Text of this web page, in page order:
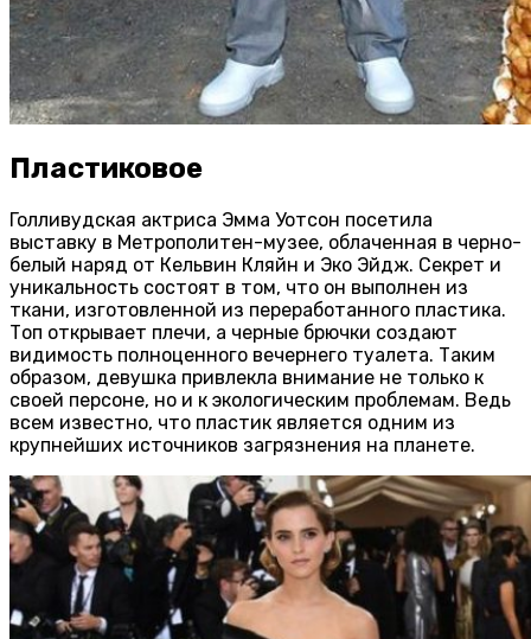
Пластиковое
Голливудская актриса Эмма Уотсон посетила
выставку в Метрополитен-музее, облаченная в черно-
белый наряд от Кельвин Кляйн и Эко Эйдж. Секрет и
уникальность состоят в том, что он выполнен из
ткани, изготовленной из переработанного пластика.
Топ открывает плечи, а черные брючки создают
видимость полноценного вечернего туалета. Таким
образом, девушка привлекла внимание не только к
своей персоне, но и к экологическим проблемам. Ведь
всем известно, что пластик является одним из
крупнейших источников загрязнения на планете.